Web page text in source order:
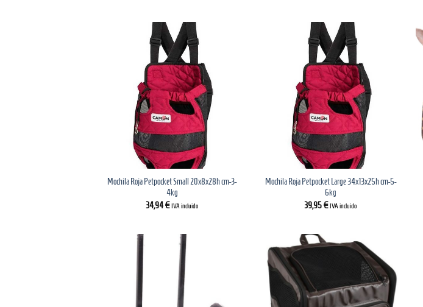
Mochila Roja Petpocket Small 20x8x28h cm-3-
4kg
34,94€IVA incluido
Mochila Roja Petpocket Large 34x13x25h cm-5-
6kg
39,95€IVA incluido